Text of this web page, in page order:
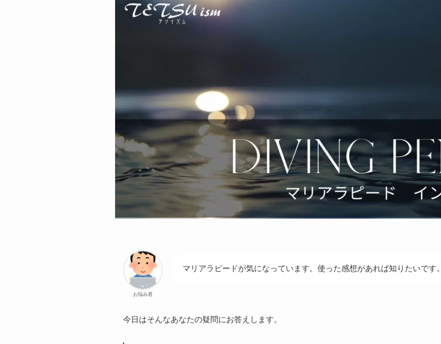
お悩み君
マリアラピードが気になっています。使った感想があれば知りたいです。
今日はそんなあなたの疑問にお答えします。